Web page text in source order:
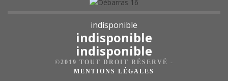
indisponible
indisponible
indisponible
©2019 TOUT DROIT RÉSERVÉ -
MENTIONS LÉGALES